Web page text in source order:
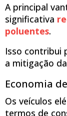
A principal
significativa
poluentes.
Isso contribui
a mitigação
Economia
Os veículos
termos de